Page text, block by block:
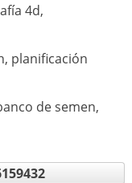
4d,
, planificación
de semen,